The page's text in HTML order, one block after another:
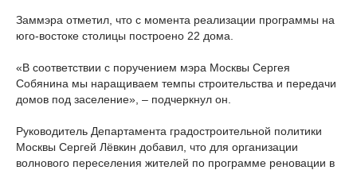
Заммэра отметил, что с момента реализации программы на
юго-востоке столицы построено 22 дома.
«В соответствии с поручением мэра Москвы Сергея
Собянина мы наращиваем темпы строительства и передачи
домов под заселение», – подчеркнул он.
Руководитель Департамента градостроительной политики
Москвы Сергей Лёвкин добавил, что для организации
волнового переселения жителей по программе реновации в